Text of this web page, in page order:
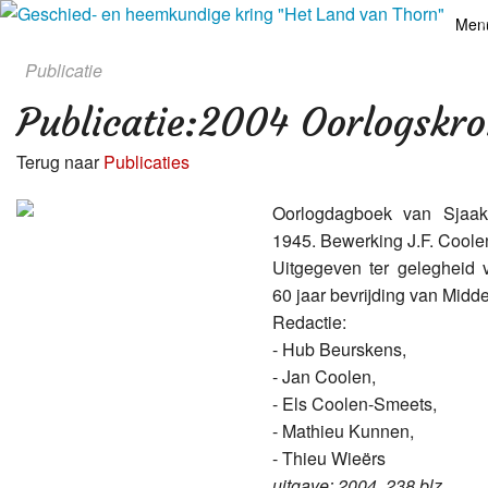
Publicatie
Publicatie:2004
Terug naarPublicaties
Oorlogdagboek van
1945. Bewerking J.F.
Uitgegeven ter gelegheid
60 jaar bevrijding van
Redactie:
- Hub Beurskens,
- Jan Coolen,
- Els Coolen-Smeets,
- Mathieu Kunnen,
- Thieu Wieërs